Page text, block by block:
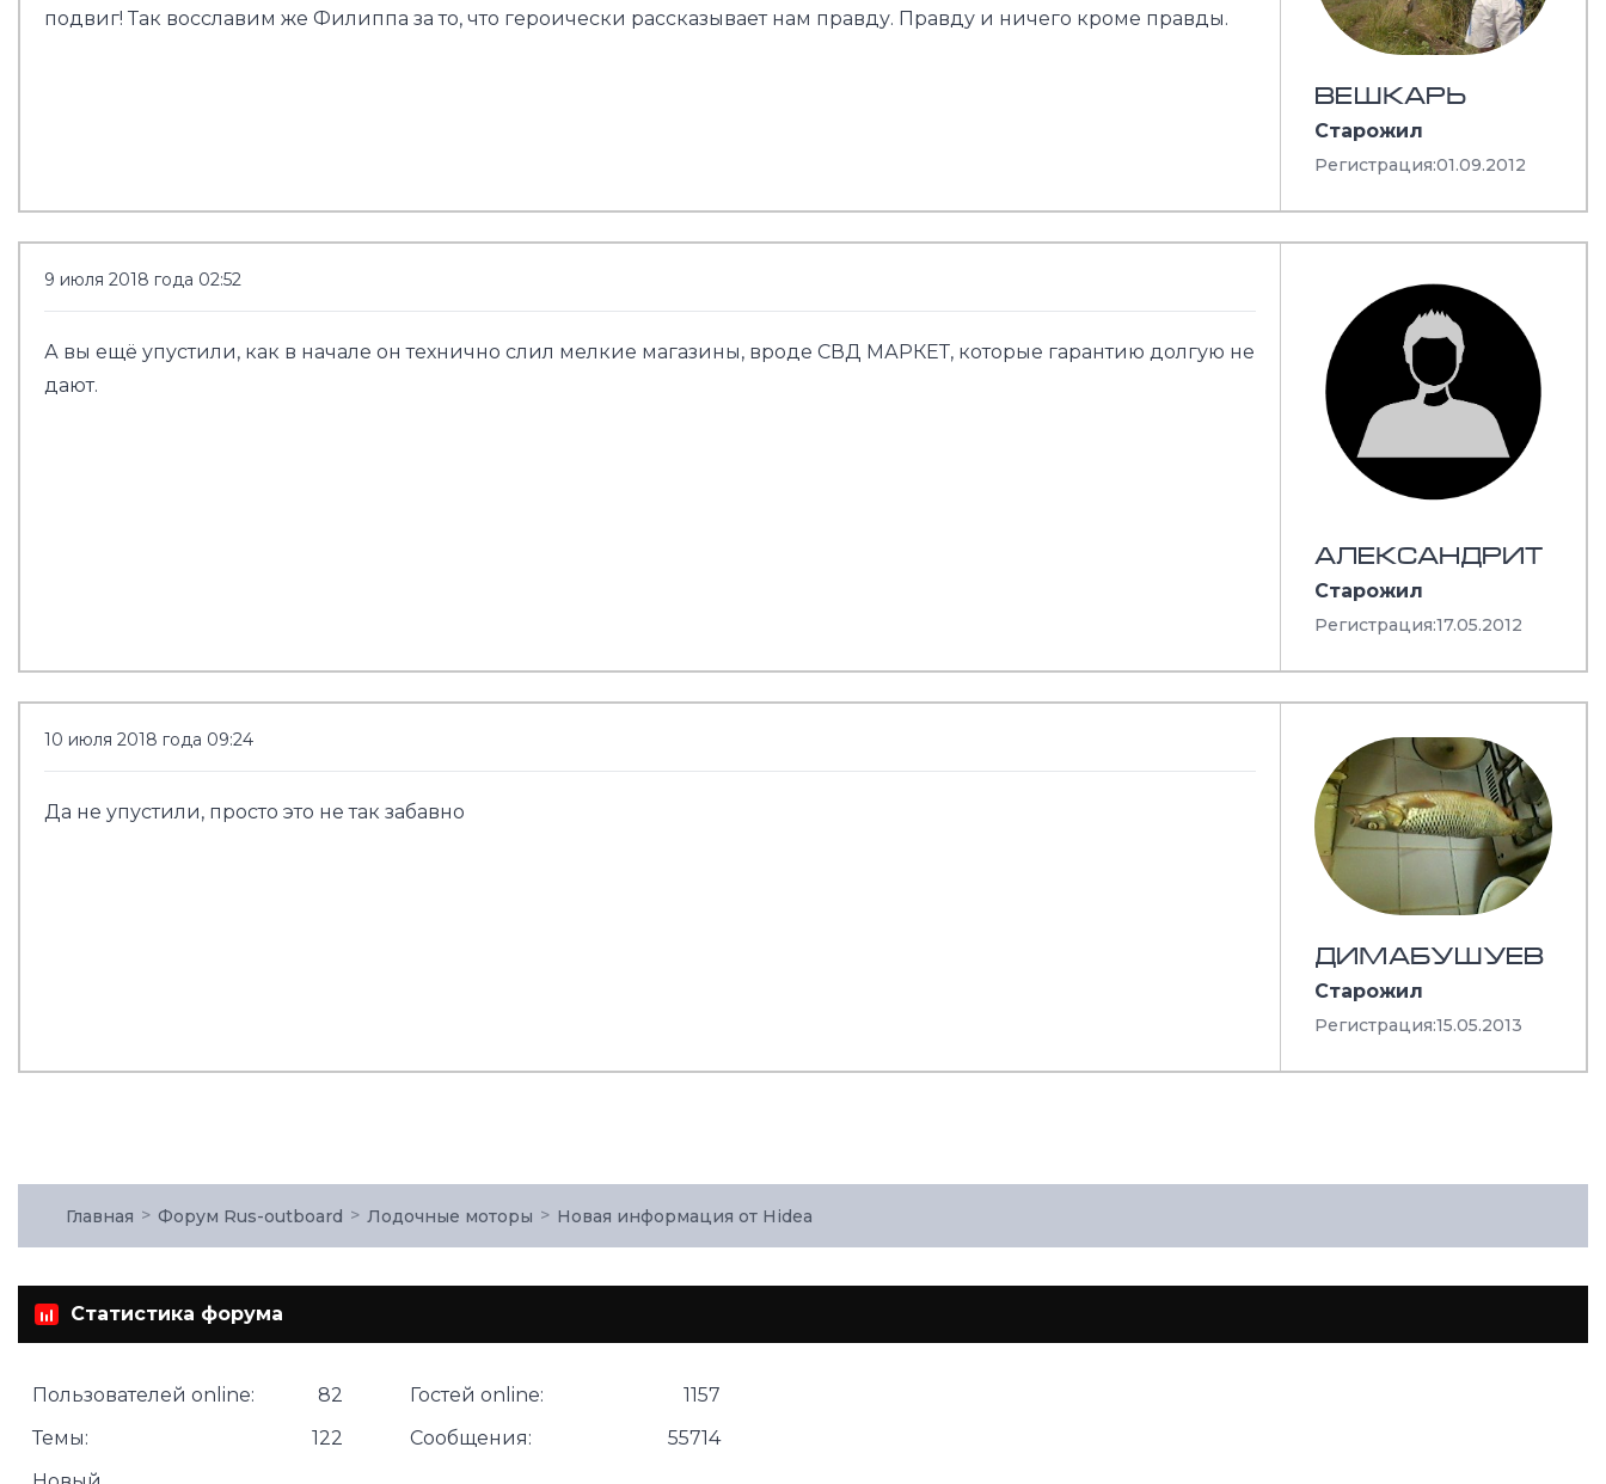
ВЕШКАРЬ
Старожил
Регистрация:01.09.2012
подвиг! Так восславим же Филиппа за то, что героически рассказывает нам правду. Правду и ничего кроме правды.
АЛЕКСАНДРИТ
Старожил
Регистрация:17.05.2012
9 июля 2018 года 02:52
А вы ещё упустили, как в начале он технично слил мелкие магазины, вроде СВД МАРКЕТ, которые гарантию долгую не
дают.
ДИМАБУШУЕВ
Старожил
Регистрация:15.05.2013
10 июля 2018 года 09:24
Да не упустили, просто это не так забавно
Главная Форум Rus-outboard Лодочные моторы Новая информация от Hidea
Статистика форума
Пользователей online: 82 Гостей online:
1157
Темы:
122 Сообщения:
55714